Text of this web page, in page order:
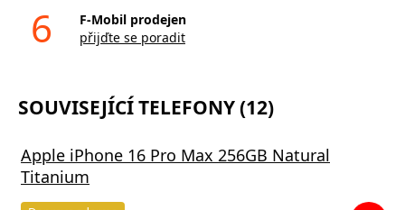
6
F-Mobil prodejen
přijďte se poradit
SOUVISEJÍCÍ TELEFONY (12)
Apple iPhone 16 Pro Max 256GB Natural
Titanium